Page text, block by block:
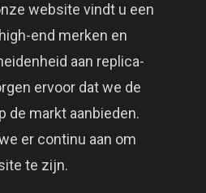
website vindt u een
end merken en
aan replica-
ervoor dat we de
de markt aanbieden.
er continu aan om
te zijn.